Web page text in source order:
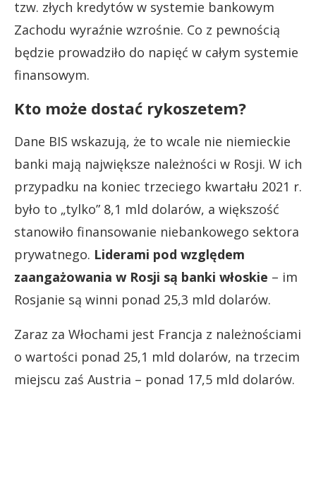
tzw. złych kredytów w systemie bankowym
Zachodu wyraźnie wzrośnie. Co z pewnością
będzie prowadziło do napięć w całym systemie
finansowym.
Kto może dostać rykoszetem?
Dane BIS wskazują, że to wcale nie niemieckie
banki mają największe należności w Rosji. W ich
przypadku na koniec trzeciego kwartału 2021 r.
było to „tylko” 8,1 mld dolarów, a większość
stanowiło finansowanie niebankowego sektora
prywatnego. Liderami pod względem
zaangażowania w Rosji są banki włoskie – im
Rosjanie są winni ponad 25,3 mld dolarów.
Zaraz za Włochami jest Francja z należnościami
o wartości ponad 25,1 mld dolarów, na trzecim
miejscu zaś Austria – ponad 17,5 mld dolarów.